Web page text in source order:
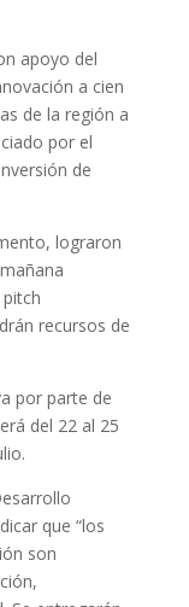
apoyo del
a cien
de la región a
por el
de
lograron
recursos de
por parte de
del 22 al 25
que “los
son